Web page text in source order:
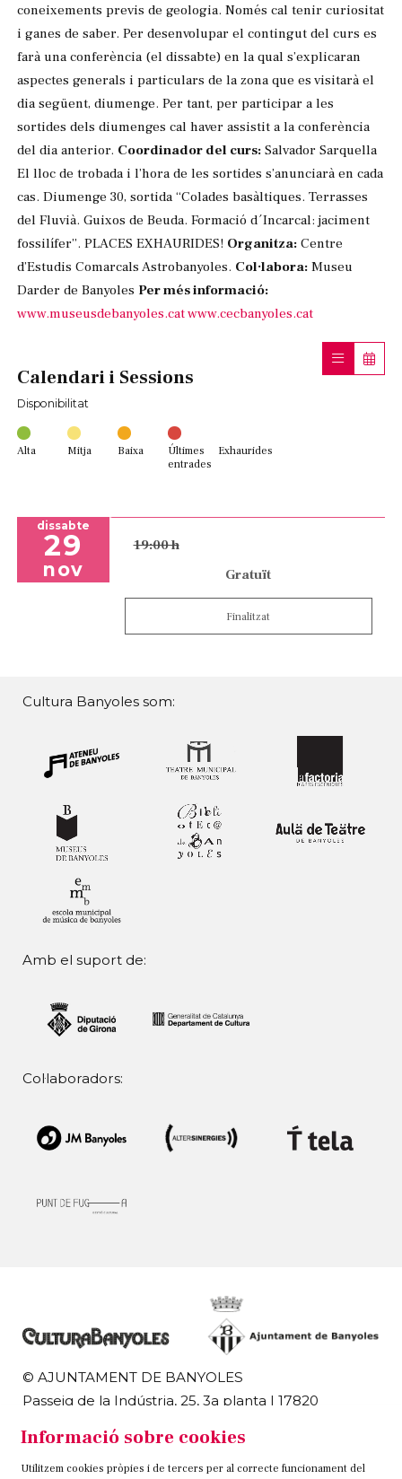
coneixements previs de geologia. Només cal tenir curiositat
i ganes de saber. Per desenvolupar el contingut del curs es
farà una conferència (el dissabte) en la qual s’explicaran
aspectes generals i particulars de la zona que es visitarà el
dia següent, diumenge. Per tant, per participar a les
sortides dels diumenges cal haver assistit a la conferència
del dia anterior. Coordinador del curs: Salvador Sarquella
El lloc de trobada i l’hora de les sortides s’anunciarà en cada
cas. Diumenge 30, sortida “Colades basàltiques. Terrasses
del Fluvià. Guixos de Beuda. Formació d´Incarcal: jaciment
fossilífer”. PLACES EXHAURIDES! Organitza: Centre
d’Estudis Comarcals Astrobanyoles. Col·labora: Museu
Darder de Banyoles Per més informació:
www.museusdebanyoles.catwww.cecbanyoles.cat
Calendari i Sessions
Disponibilitat
Alta Mitja Baixa
Últimes
entrades
Exhaurides
dissabte
29
nov
19:00 h
Gratuït
Finalitzat
Cultura Banyoles som:
Amb el suport de:
Col·laboradors:
© AJUNTAMENT DE BANYOLES
Passeig de la Indústria, 25, 3a planta | 17820
972 58 18 48 | 972 57 00 50
Informació sobre cookies
Utilitzem cookies pròpies i de tercers per al correcte funcionament del